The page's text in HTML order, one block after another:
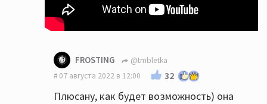
FROSTING
@tmbletka
07 августа 2022 в 12:00
32
Плюсану, как будет возможность) она